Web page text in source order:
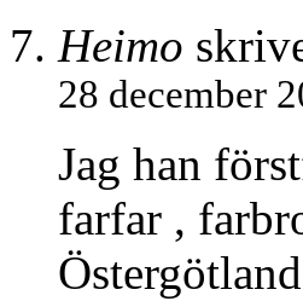
Heimo
28 december
Jag han
farfar ,